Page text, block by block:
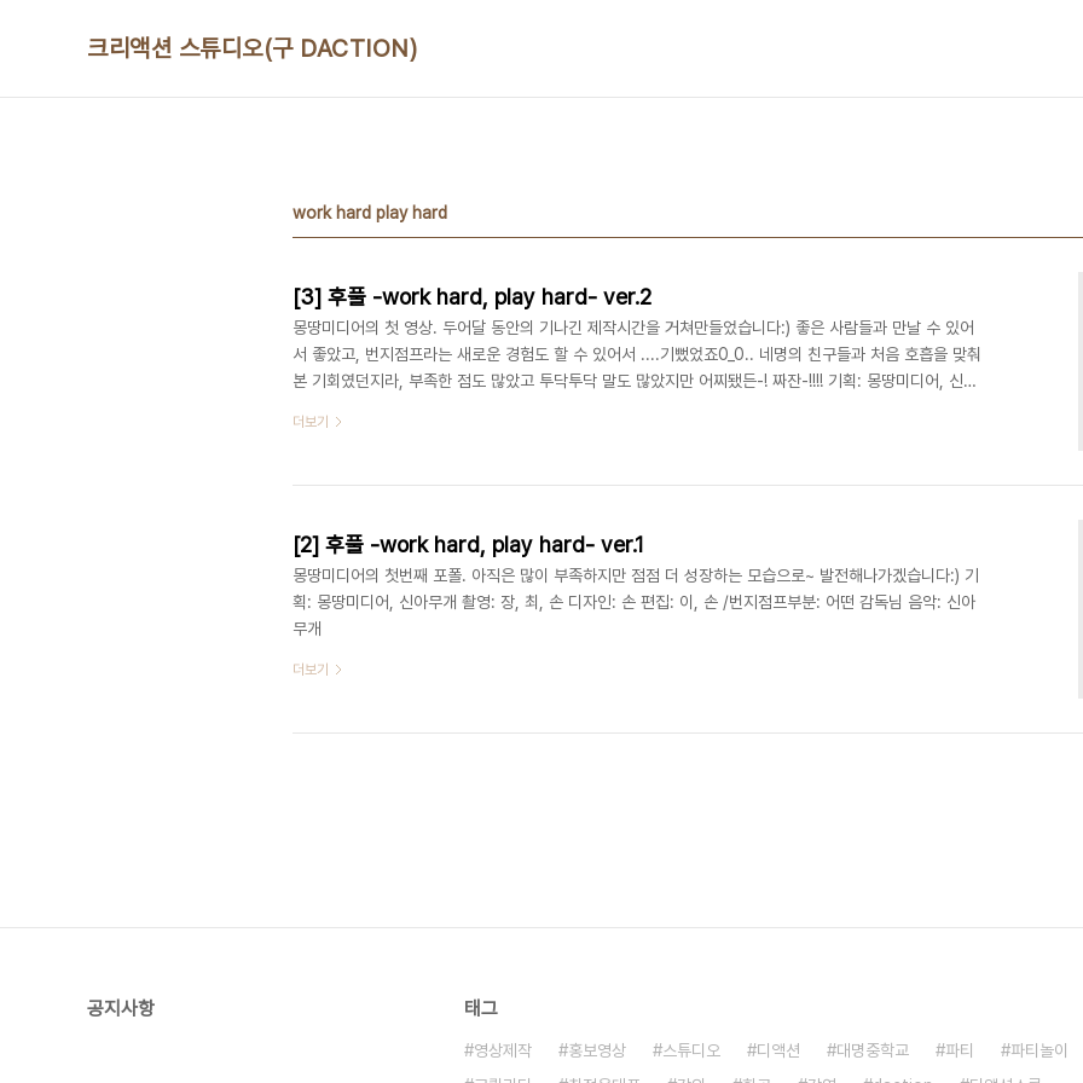
크리액션 스튜디오(구 DACTION)
work hard play hard
[3] 후풀 -work hard, play hard- ver.2
몽땅미디어의 첫 영상. 두어달 동안의 기나긴 제작시간을 거쳐만들었습니다:) 좋은 사람들과 만날 수 있어
서 좋았고, 번지점프라는 새로운 경험도 할 수 있어서 ....기뻤었죠0_0.. 네명의 친구들과 처음 호흡을 맞춰
본 기회였던지라, 부족한 점도 많았고 투닥투닥 말도 많았지만 어찌됐든-! 짜잔-!!!! 기획: 몽땅미디어, 신아
더보기
[2] 후풀 -work hard, play hard- ver.1
몽땅미디어의 첫번째 포폴. 아직은 많이 부족하지만 점점 더 성장하는 모습으로~ 발전해나가겠습니다:) 기
획: 몽땅미디어, 신아무개 촬영: 장, 최, 손 디자인: 손 편집: 이, 손 /번지점프부분: 어떤 감독님 음악: 신아
무개
더보기
공지사항 태그
영상제작 홍보영상 스튜디오 디액션 대명중학교 파티
파티놀이